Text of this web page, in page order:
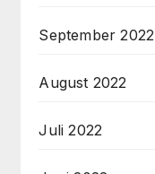
September 2022
August 2022
Juli 2022